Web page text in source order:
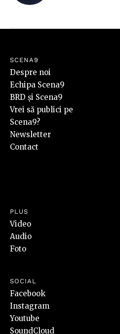
SCENA9
Despre noi
Echipa Scena9
BRD și Scena9
Vrei să publici pe
Scena9?
Newsletter
Contact
PLUS
Video
Audio
Foto
SOCIAL
Facebook
Instagram
Youtube
SoundCloud